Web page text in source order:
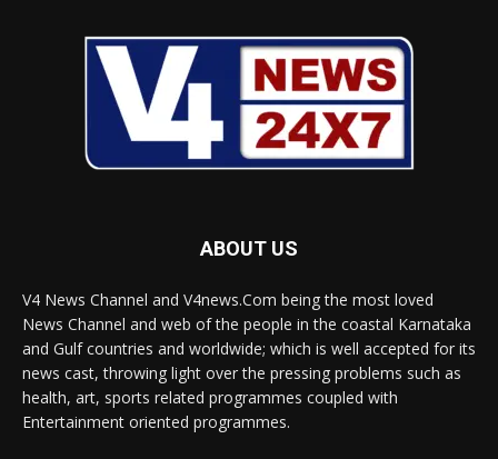
ABOUT US
V4 News Channel and V4news.Com being the most loved
News Channel and web of the people in the coastal Karnataka
and Gulf countries and worldwide; which is well accepted for its
news cast, throwing light over the pressing problems such as
health, art, sports related programmes coupled with
Entertainment oriented programmes.